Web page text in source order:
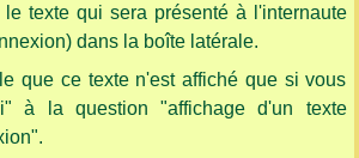
le texte qui sera présenté à l'internaute
dans la boîte latérale.
que ce texte n'est affiché que si vous
à la question "affichage d'un texte